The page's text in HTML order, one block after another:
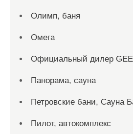
Олимп, баня
Омега
Официальный дилер
Панорама, сауна
Петровские бани, Сауна
Пилот, автокомплекс